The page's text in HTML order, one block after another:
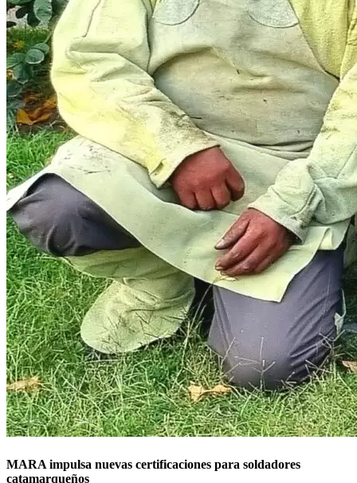
MARA impulsa nuevas certificaciones para soldadores
catamarqueños